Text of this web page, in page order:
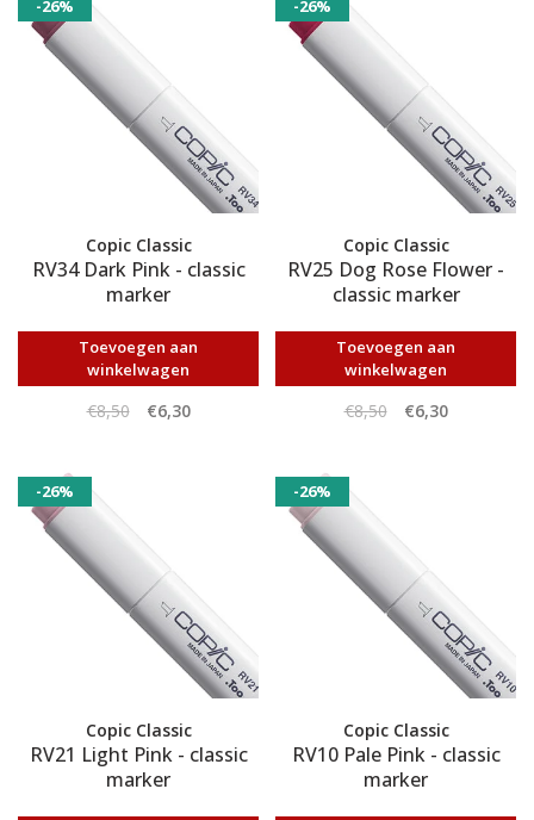
-26%
Copic Classic
RV34 Dark Pink - classic
marker
Toevoegen aan
winkelwagen
€8,50 €6,30
-26%
Copic Classic
RV25 Dog Rose Flower -
classic marker
Toevoegen aan
winkelwagen
€8,50 €6,30
-26%
Copic Classic
RV21 Light Pink - classic
marker
-26%
Copic Classic
RV10 Pale Pink - classic
marker